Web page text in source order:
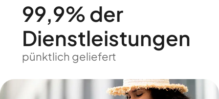
99,9% der
Dienstleistungen
pünktlich geliefert